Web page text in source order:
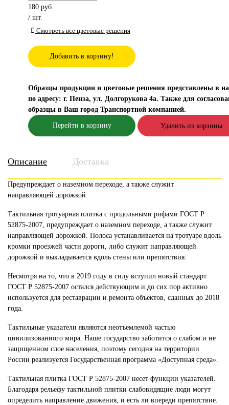
180 руб.
/ шт.
Смотреть все цветовые решения
Добавить в корзину!
Образцы продукции и цветовые решения представлены в
по адресу: г. Пенза, ул. Долгорукова 4а. Также для
образцы в Ваш город Транспортной компанией.
Перейти в корзину Удалить из корзины
Описание Доставка
Предупреждает о наземном переходе, а также служит
направляющей дорожкой.
Тактильная тротуарная плитка с продольными рифами ГОСТ Р
52875-2007, предупреждает о наземном переходе, а также служит
направляющей дорожкой. Полоса устанавливается на тротуаре вдоль
кромки проезжей части дороги, либо служит направляющей
дорожкой и выкладывается вдоль стены или препятствия.
Несмотря на то, что в 2019 году в силу вступил новый стандарт.
ГОСТ Р 52875-2007 остался действующим и до сих пор активно
используется для реставрации и ремонта объектов, сданных до 2018
года.
Тактильные указатели являются неотъемлемой частью
цивилизованного мира. Наше государство заботится о слабом и не
защищенном слое населения, поэтому сегодня на территории
России реализуется Государственная программа «Доступная среда».
Тактильная плитка ГОСТ Р 52875-2007 несет функции указателей.
Благодаря рельефу тактильной плитки слабовидящие люди могут
определить направление движения, и есть ли впереди препятствие.